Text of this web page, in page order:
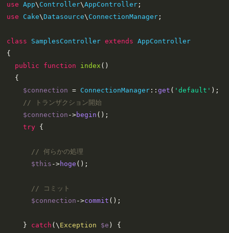
use App\ Controller\AppController
use
Cake\Datasource\ ConnectionManager ;
class SamplesController extends
AppController
{
public
function index ( )
{
$connection = ConnectionManager ::get ( 'default' );
// トランザクション開始
$connection ->begin ();
try {
// 何らかの処理
$this ->hoge ();
// コミット
$connection ->commit ();
    }
catch (\ Exception $e ) {